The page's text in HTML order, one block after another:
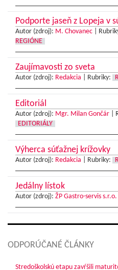
Podporte jaseň z Lopeja v
Autor (zdroj): M. Chovanec
REGIÓNE
Zaujímavosti zo sveta
Autor (zdroj): Redakcia Rubriky:
Editoriál
Autor (zdroj): Mgr. Milan Gončár
EDITORIÁLY
Výherca súťažnej krížovky
Autor (zdroj): Redakcia Rubriky:
Jedálny lístok
Autor (zdroj): ŽP Gastro-servis s.r.o.
ODPORÚČANÉ ČLÁNKY
Stredoškolskú etapu zavŕšili